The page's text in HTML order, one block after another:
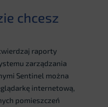
chcesz
raporty
zarządzania
Sentinel można
internetową,
pomieszczeń